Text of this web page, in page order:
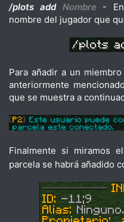
/plots add Nombre -
nombre del jugador que
Para añadir a un
anteriormente
que se muestra a
Finalmente si miramos
parcela se habrá añadido